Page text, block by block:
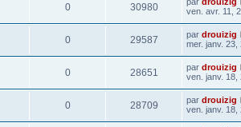
0 30980
ven. avr. 11,
0 29587 par drouizig
mer. janv. 23,
0 28651 par drouizig
ven. janv. 18,
0 28709 par drouizig
ven. janv. 18,